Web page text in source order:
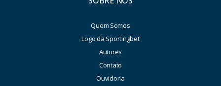
Quem Somos
Logo da Sportingbet
Autores
Contato
Ouvidoria